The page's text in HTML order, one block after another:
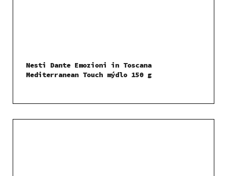
Nesti Dante Emozioni in Toscana
Mediterranean Touch mýdlo 150 g